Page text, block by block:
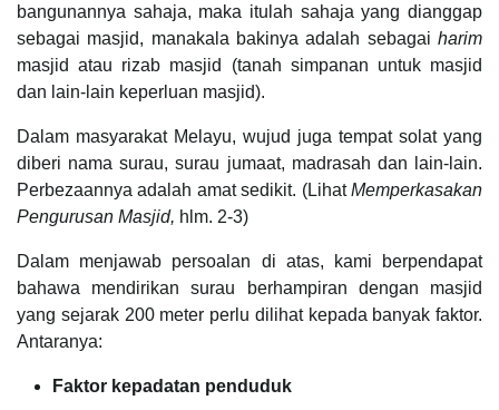
bangunannya sahaja, maka itulah sahaja yang dianggap
sebagai masjid, manakala bakinya adalah sebagai harim
masjid atau rizab masjid (tanah simpanan untuk masjid
dan lain-lain keperluan masjid).
Dalam masyarakat Melayu, wujud juga tempat solat yang
diberi nama surau, surau jumaat, madrasah dan lain-lain.
Perbezaannya adalah amat sedikit. (LihatMemperkasakan
Pengurusan Masjid, hlm. 2-3)
Dalam menjawab persoalan di atas, kami berpendapat
bahawa mendirikan surau berhampiran dengan masjid
yang sejarak 200 meter perlu dilihat kepada banyak faktor.
Antaranya:
Faktor kepadatan penduduk